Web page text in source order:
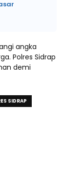
angka
Polres Sidrap
demi
SIDRAP